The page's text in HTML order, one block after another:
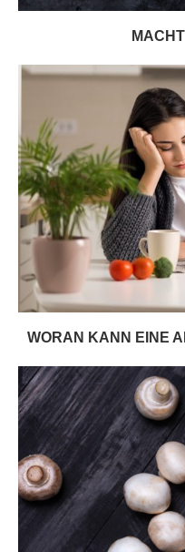
WORAN KANN EINE